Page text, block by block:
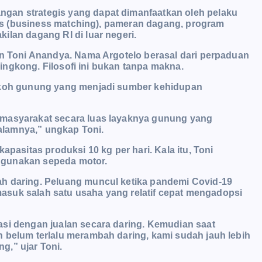
strategis yang dapat dimanfaatkan oleh pelaku
matching), pameran dagang, program
dagang RI di luar negeri.
Anandya. Nama Argotelo berasal dari perpaduan
Filosofi ini bukan tanpa makna.
gunung yang menjadi sumber kehidupan
secara luas layaknya gunung yang
ungkap Toni.
produksi 10 kg per hari. Kala itu, Toni
sepeda motor.
daring. Peluang muncul ketika pandemi Covid-19
salah satu usaha yang relatif cepat mengadopsi
dengan jualan secara daring. Kemudian saat
terlalu merambah daring, kami sudah jauh lebih
ujar Toni.